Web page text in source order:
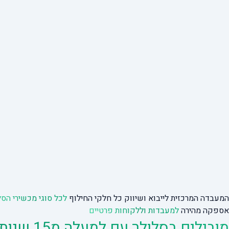
המעבדה המרכזית לייבוא ושיווק כל חלקי החילוף לכל סוגי מכשירי
אספקה מהירהלמעבדות וללקוחות פרטיים